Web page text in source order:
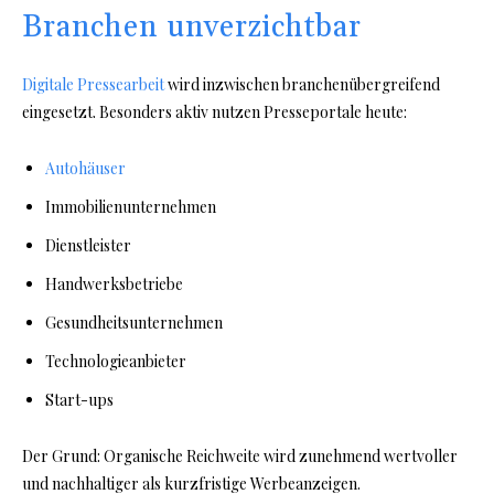
Branchen unverzichtbar
Digitale Pressearbeitwird inzwischen branchenübergreifend
eingesetzt. Besonders aktiv nutzen Presseportale heute:
Autohäuser
Immobilienunternehmen
Dienstleister
Handwerksbetriebe
Gesundheitsunternehmen
Technologieanbieter
Start-ups
Der Grund: Organische Reichweite wird zunehmend wertvoller
und nachhaltiger als kurzfristige Werbeanzeigen.